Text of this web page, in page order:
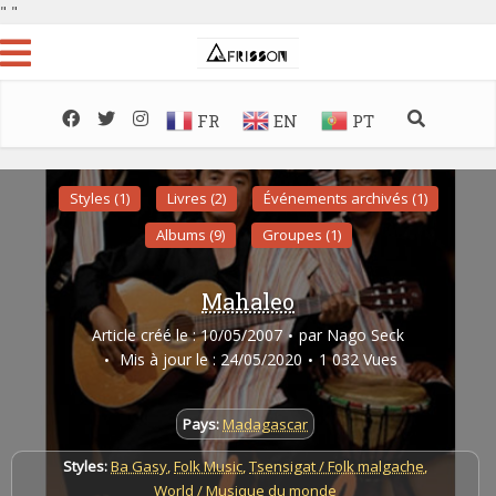
" "
FR EN PT
Styles (1) Livres (2)
Événements archivés (1)
Albums (9)
Groupes (1)
Mahaleo
Article créé le : 10/05/2007 par Nago Seck
Mis à jour le : 24/05/2020
1 032 Vues
Pays:Madagascar
Styles:Ba Gasy,Folk Music,Tsensigat / Folk malgache,
World / Musique du monde